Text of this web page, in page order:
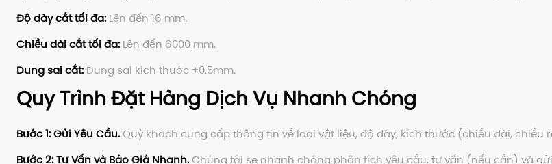
Độ dày cắt tối đa: Lên đến 16 mm.
Chiều dài cắt tối đa: Lên đến 6000 mm.
Dung sai cắt: Dung sai kích thước ±0.5mm.
Quy Trình Đặt Hàng Dịch Vụ Nhanh Chóng
Bước 1: Gửi Yêu Cầu.Quý khách cung cấp thông tin về loại vật liệu, độ dày, kích thước (chiều dài,
Bước 2: Tư Vấn và Báo Giá Nhanh.Chúng tôi sẽ nhanh chóng phân tích yêu cầu, tư vấn (nếu cần) và